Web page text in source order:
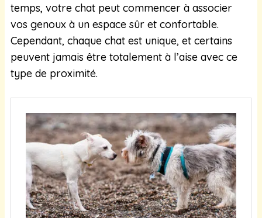
temps, votre chat peut commencer à associer
vos genoux à un espace sûr et confortable.
Cependant, chaque chat est unique, et certains
peuvent jamais être totalement à l’aise avec ce
type de proximité.